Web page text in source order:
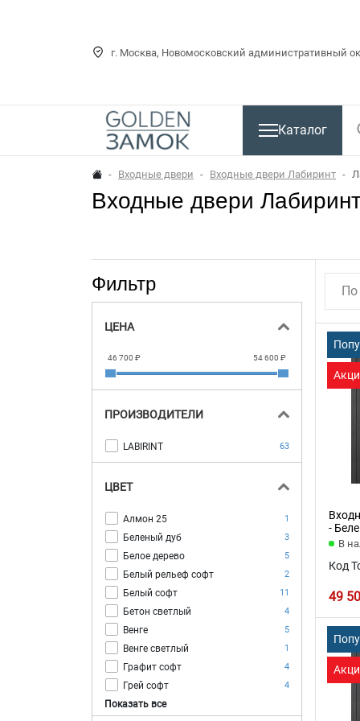
г. Москва, Новомосковский административный
Каталог
Входные двери Входные двери Лабиринт
Входные двери
Фильтр
ЦЕНА
46 700 ₽ 54 600 ₽
ПРОИЗВОДИТЕЛИ
LABIRINT 63
ЦВЕТ
Алмон 25 1
Беленый дуб 3
Белое дерево 5
Белый рельеф софт 2
Белый софт 11
Бетон светлый 4
Венге 5
Венге светлый 1
Графит софт 4
Грей софт 4
Грунт под покраску
Показать все
По
-
В
Код
49